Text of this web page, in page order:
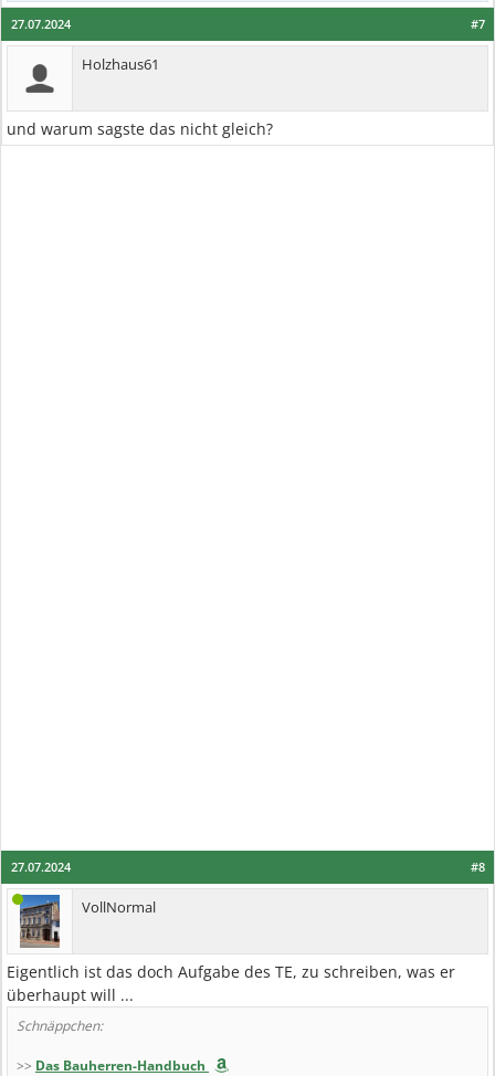
#7
27.07.2024
Holzhaus61
und warum sagste das nicht gleich?
#8
27.07.2024
VollNormal
Eigentlich ist das doch Aufgabe des TE, zu schreiben, was er
überhaupt will ...
Schnäppchen:
>> Das Bauherren-Handbuch